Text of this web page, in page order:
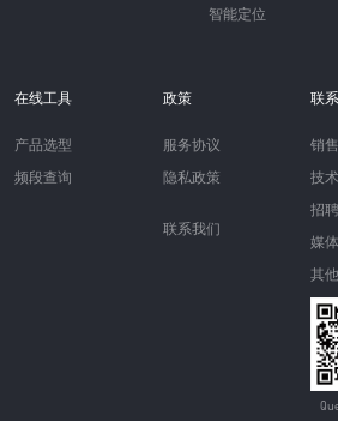
智能定位
在线工具
产品选型
频段查询
政策
服务协议
隐私政策
联系我们
联
销
技
招
媒
其